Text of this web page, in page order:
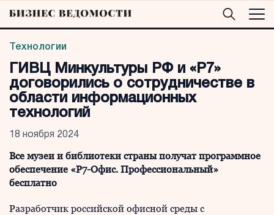
Технологии
ГИВЦ Минкультуры РФ и «Р7»
договорились о сотрудничестве в
области информационных
технологий
18 ноября 2024
Все музеи и библиотеки страны получат программное
обеспечение «Р7-Офис. Профессиональный»
бесплатно
Разработчик российской офисной среды с